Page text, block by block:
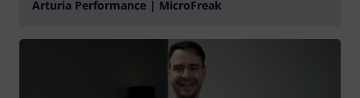
Arturia Performance | MicroFreak